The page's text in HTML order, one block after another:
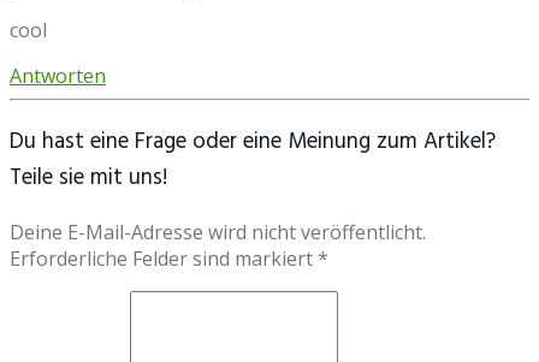
cool
Antworten
Du hast eine Frage oder eine Meinung zum Artikel?
Teile sie mit uns!
Deine E-Mail-Adresse wird nicht veröffentlicht.
Erforderliche Felder sind markiert *